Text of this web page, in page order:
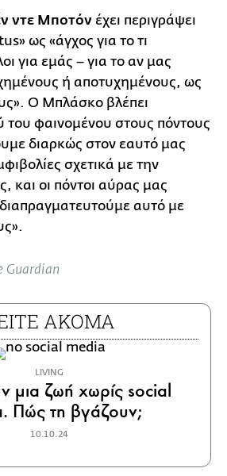
ντε Μποτόν έχει περιγράψει
ως «άγχος για το τι
για εμάς – για το αν μας
ή αποτυχημένους, ως
Ο Μπλάσκο βλέπει
του φαινομένου στους πόντους
διαρκώς στον εαυτό μας
σχετικά με την
και οι πόντοι αύρας μας
αυτό με
Guardian
ΑΚΟΜΑ
LIVING
μια ζωή χωρίς social
Πώς τη βγάζουν;
10.10.24